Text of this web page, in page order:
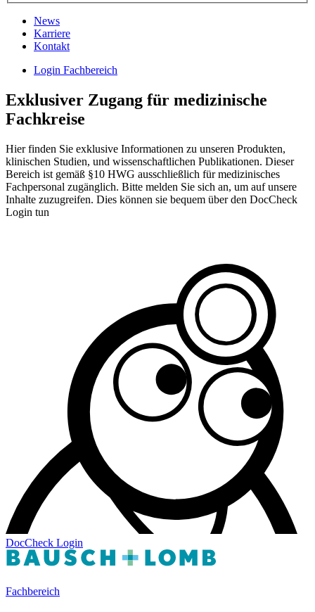
News
Karriere
Kontakt
Login Fachbereich
Exklusiver Zugang für medizinische
Fachkreise
Hier finden Sie exklusive Informationen zu unseren Produkten,
klinischen Studien, und wissenschaftlichen Publikationen. Dieser
Bereich ist gemäß §10 HWG ausschließlich für medizinisches
Fachpersonal zugänglich. Bitte melden Sie sich an, um auf unsere
Inhalte zuzugreifen. Dies können sie bequem über den DocCheck
Login tun
DocCheck Login
Fachbereich